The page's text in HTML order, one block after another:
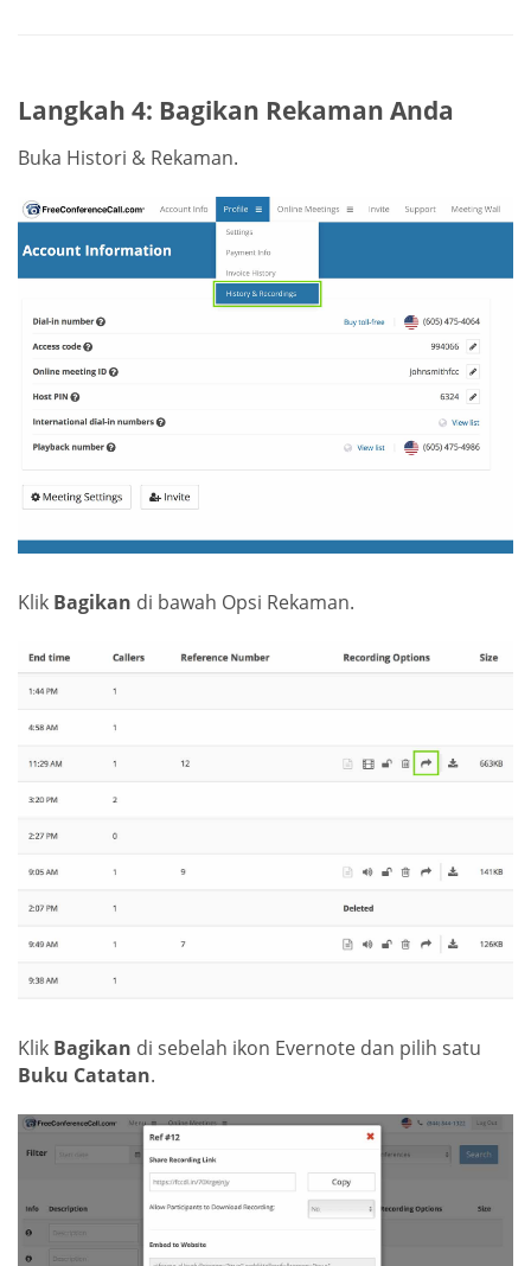
Langkah 4: Bagikan Rekaman Anda
Buka Histori & Rekaman.
Klik Bagikan di bawah Opsi Rekaman.
Klik Bagikan di sebelah ikon Evernote dan pilih satu
Buku Catatan.